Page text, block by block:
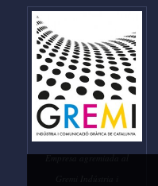
Empresa agremiada al